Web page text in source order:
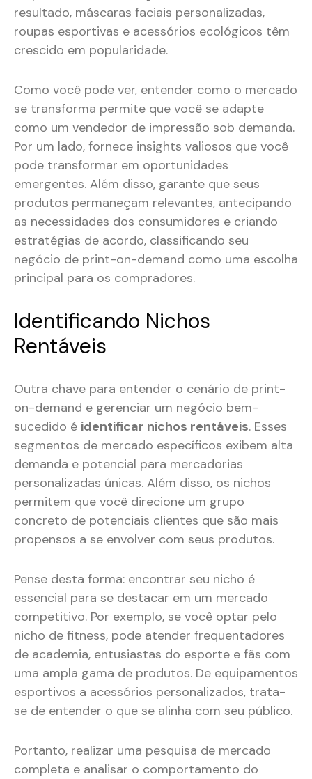
resultado, máscaras faciais personalizadas,
roupas esportivas e acessórios ecológicos têm
crescido em popularidade.
Como você pode ver, entender como o mercado
se transforma permite que você se adapte
como um vendedor de impressão sob demanda.
Por um lado, fornece insights valiosos que você
pode transformar em oportunidades
emergentes. Além disso, garante que seus
produtos permaneçam relevantes, antecipando
as necessidades dos consumidores e criando
estratégias de acordo, classificando seu
negócio de print-on-demand como uma escolha
principal para os compradores.
Identificando Nichos
Rentáveis
Outra chave para entender o cenário de print-
on-demand e gerenciar um negócio bem-
sucedido é identificar nichos rentáveis. Esses
segmentos de mercado específicos exibem alta
demanda e potencial para mercadorias
personalizadas únicas. Além disso, os nichos
permitem que você direcione um grupo
concreto de potenciais clientes que são mais
propensos a se envolver com seus produtos.
Pense desta forma: encontrar seu nicho é
essencial para se destacar em um mercado
competitivo. Por exemplo, se você optar pelo
nicho de fitness, pode atender frequentadores
de academia, entusiastas do esporte e fãs com
uma ampla gama de produtos. De equipamentos
esportivos a acessórios personalizados, trata-
se de entender o que se alinha com seu público.
Portanto, realizar uma pesquisa de mercado
completa e analisar o comportamento do